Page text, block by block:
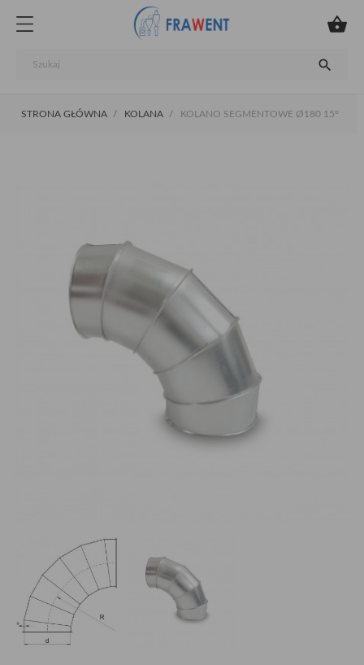


STRONA GŁÓWNA KOLANA KOLANO SEGMENTOWE Ø180 15°